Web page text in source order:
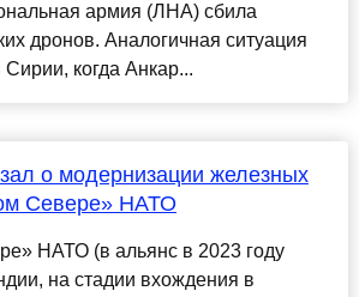
армия (ЛНА) сбила
дронов. Аналогичная ситуация
когда Анкар...
о модернизации железных
Севере» НАТО
НАТО (в альянс в 2023 году
на стадии вхождения в